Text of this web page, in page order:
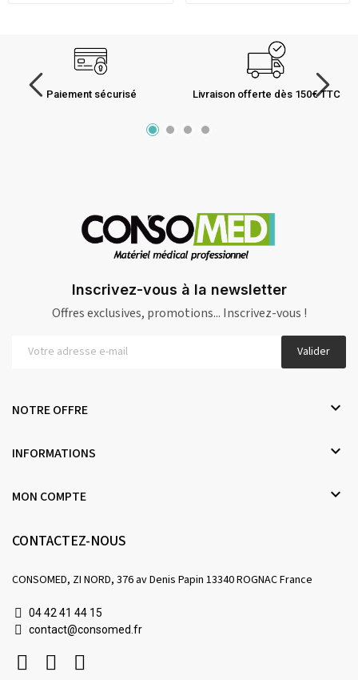
Paiement sécurisé Livraison offerte dès 150€ TTC
Inscrivez-vous à la newsletter
Offres exclusives, promotions... Inscrivez-vous !
Valider
NOTRE OFFRE 
INFORMATIONS 
MON COMPTE 
CONTACTEZ-NOUS
CONSOMED, ZI NORD, 376 av Denis Papin 13340 ROGNAC France
04 42 41 44 15
contact@consomed.fr